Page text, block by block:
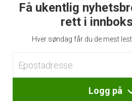
Få ukentlig
rett i
Hver søndag får du de mest
Logg på